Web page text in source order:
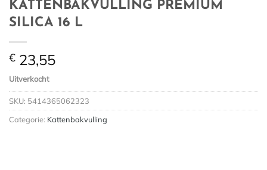
KATTENBAKVULLING PREMIUM
SILICA 16 L
€ 23,55
Uitverkocht
SKU: 5414365062323
Categorie: Kattenbakvulling